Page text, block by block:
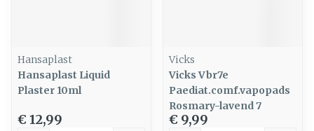
Hansaplast
Hansaplast Liquid
Plaster 10ml
€ 12,99
Vicks
Vicks Vbr7e
Paediat.comf.vapopads
Rosmary-lavend 7
€ 9,99